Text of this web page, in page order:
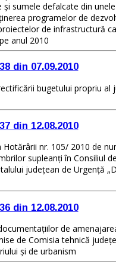
din unele venituri ale
programelor de
de infrastructură
anul 2010
din 07.09.2010
bugetului propriu al judeţului pe
din 12.08.2010
nr. 105/ 2010 de
judeţean de Urgenţă
din 12.08.2010
de
de
şi de urbanism